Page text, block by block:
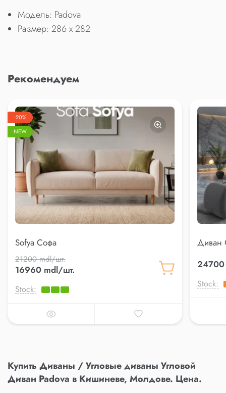
Модель: Padova
Размер: 286 x 282
Рекомендуем
-20%
NEW
Sofya Софа
21200 mdl/шт.
16960 mdl/шт.
Stock:
Диван
Stock:
Купить Диваны / Угловые диваны Угловой
Диван Padova в Кишиневе, Молдове. Цена.